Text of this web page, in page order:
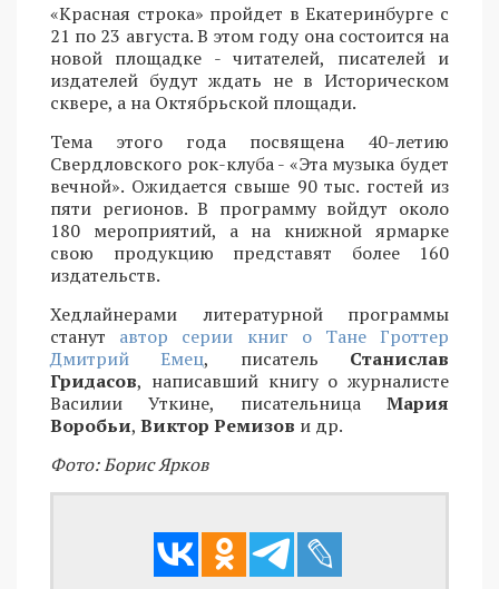
«Красная строка» пройдет в Екатеринбурге с
21 по 23 августа. В этом году она состоится на
новой площадке - читателей, писателей и
издателей будут ждать не в Историческом
сквере, а на Октябрьской площади.
Тема этого года посвящена 40-летию
Свердловского рок-клуба - «Эта музыка будет
вечной». Ожидается свыше 90 тыс. гостей из
пяти регионов. В программу войдут около
180 мероприятий, а на книжной ярмарке
свою продукцию представят более 160
издательств.
Хедлайнерами литературной программы
станут автор серии книг о Тане Гроттер
Дмитрий Емец, писатель Станислав
Гридасов, написавший книгу о журналисте
Василии Уткине, писательница Мария
Воробьи, Виктор Ремизов и др.
Фото: Борис Ярков